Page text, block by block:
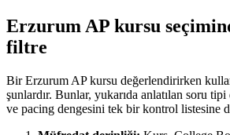
Erzurum AP kursu
filtre
Bir Erzurum AP kursu değerlendirirken
şunlardır. Bunlar, yukarıda anlatılan soru tipi
ve pacing dengesini tek bir kontrol listesine